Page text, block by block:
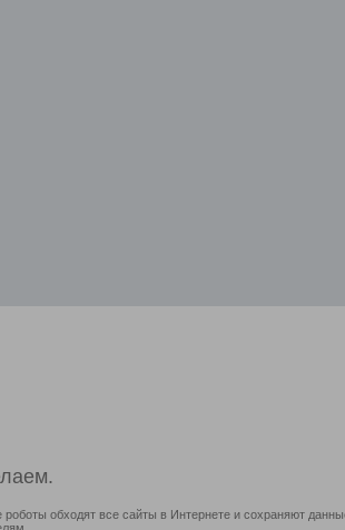
обходят все сайты в Интернете и сохраняют